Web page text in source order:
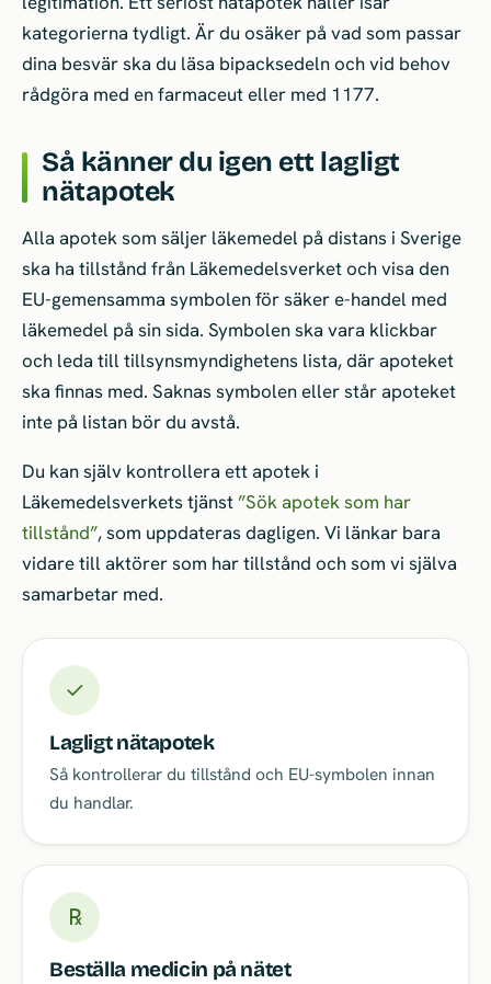
kategorierna tydligt. Är du osäker på vad som passar
dina besvär ska du läsa bipacksedeln och vid behov
rådgöra med en farmaceut eller med 1177.
Så känner du igen ett lagligt
nätapotek
Alla apotek som säljer läkemedel på distans i Sverige
ska ha tillstånd från Läkemedelsverket och visa den
EU-gemensamma symbolen för säker e-handel med
läkemedel på sin sida. Symbolen ska vara klickbar
och leda till tillsynsmyndighetens lista, där apoteket
ska finnas med. Saknas symbolen eller står apoteket
inte på listan bör du avstå.
Du kan själv kontrollera ett apotek i
Läkemedelsverkets tjänst”Sök apotek som har
tillstånd”, som uppdateras dagligen. Vi länkar bara
vidare till aktörer som har tillstånd och som vi själva
samarbetar med.
✓
Lagligt nätapotek
Så kontrollerar du tillstånd och EU-symbolen innan
du handlar.
℞
Beställa medicin på nätet